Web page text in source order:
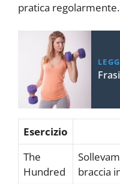
pratica regolarmente.
Esercizio
The
Hundred
braccia